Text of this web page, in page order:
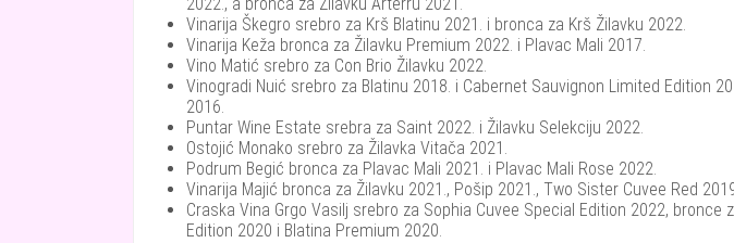
Vinarija Škegro srebro za Krš Blatinu 2021. i bronca za Krš Žilavku 2022.
Vinarija Keža bronca za Žilavku Premium 2022. i Plavac Mali 2017.
Vino Matić srebro za Con Brio Žilavku 2022.
Vinogradi Nuić srebro za Blatinu 2018. i Cabernet Sauvignon Limited Edition
2016.
Puntar Wine Estate srebra za Saint 2022. i Žilavku Selekciju 2022.
Ostojić Monako srebro za Žilavka Vitača 2021.
Podrum Begić bronca za Plavac Mali 2021. i Plavac Mali Rose 2022.
Vinarija Majić bronca za Žilavku 2021., Pošip 2021., Two Sister Cuvee Red
Craska Vina Grgo Vasilj srebro za Sophia Cuvee Special Edition 2022, bronce
Edition 2020 i Blatina Premium 2020.